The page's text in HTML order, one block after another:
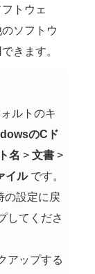
トウェ
ソフトウ
きます。
ルトのキ
のCド
名 >文書 >
イルです。
の設定に戻
してくださ
アップする